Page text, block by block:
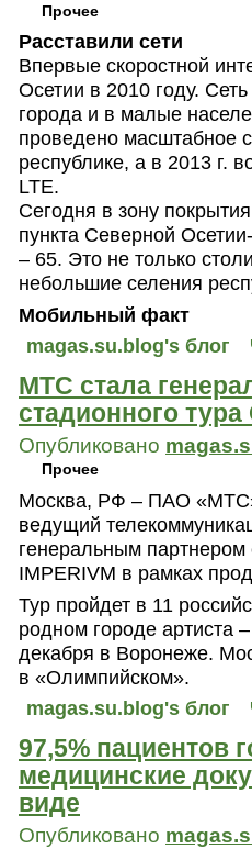
Прочее
Расставили сети
Впервые скоростной
Осетии в 2010 году.
города и в малые
проведено масштабное
республике, а в 2013 г.
LTE.
Сегодня в зону
пункта Северной
– 65. Это не только
небольшие селения
Мобильный факт
magas.su.blog's блог
МТС стала
стадионного
Опубликовано
Прочее
Москва, РФ – ПАО
ведущий
генеральным партнером
IMPERIVM в рамках
Тур пройдет в 11
родном городе артиста
декабря в Воронеже.
в «Олимпийском».
magas.su.blog's блог
97,5% пациентов
медицинские
виде
Опубликовано